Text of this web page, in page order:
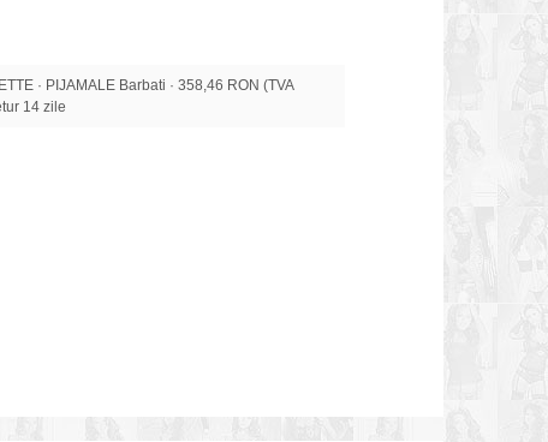
· PIJAMALE Barbati · 358,46 RON (TVA
14 zile